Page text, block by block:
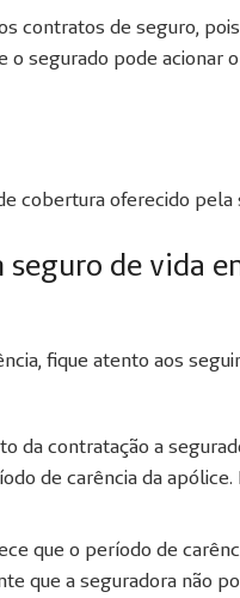
contratos de seguro,
segurado pode acionar
cobertura oferecido pela
de vida
fique atento aos
da contratação a
de carência da
que o período de
que a seguradora não